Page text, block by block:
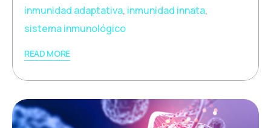
inmunidad adaptativa, inmunidad innata,
sistema inmunológico
READ MORE